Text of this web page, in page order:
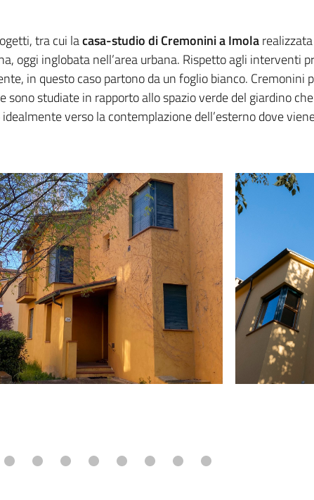
tra cui lacasa-studio di Cremonini a Imola
oggi inglobata nell’area urbana. Rispetto agli interventi
in questo caso partono da un foglio bianco. Cremonini
studiate in rapporto allo spazio verde del giardino
verso la contemplazione dell’esterno dove